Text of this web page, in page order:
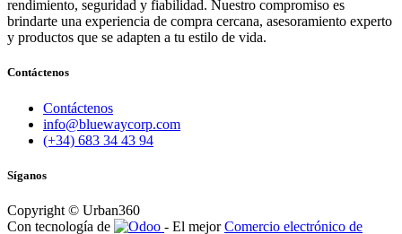
rendimiento, seguridad y fiabilidad. Nuestro compromiso es
brindarte una experiencia de compra cercana, asesoramiento experto
y productos que se adapten a tu estilo de vida.
Contáctenos
Contáctenos
info@bluewaycorp.com
(+34) 683 34 43 94
Síganos
Copyright © Urban360
Con tecnología de
- El mejorComercio electrónico de